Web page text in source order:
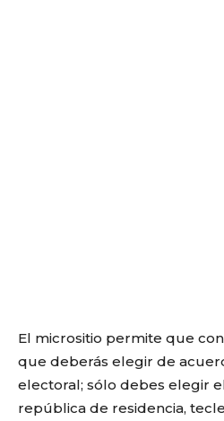
El micrositio permite que
que deberás elegir de
electoral; sólo debes elegir
república de residencia,